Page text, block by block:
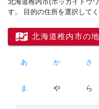
す。 目的の住所を選択してく
北海道稚内市の
あ か さ
ま や ら